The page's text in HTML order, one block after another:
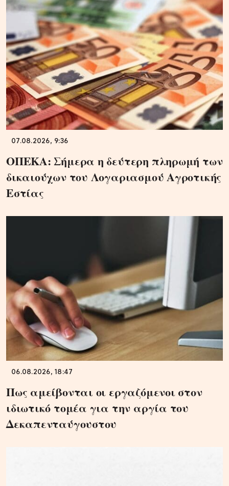
07.08.2026, 9:36
ΟΠΕΚΑ: Σήμερα η δεύτερη πληρωμή των
δικαιούχων του Λογαριασμού Αγροτικής
Εστίας
06.08.2026, 18:47
Πως αμείβονται οι εργαζόμενοι στον
ιδιωτικό τομέα για την αργία του
Δεκαπενταύγουστου